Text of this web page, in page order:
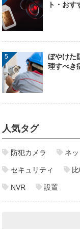
ト・お
ぼやけた
理すべき
人気タグ
防犯カメラ ネ
セキュリティ
NVR 設置